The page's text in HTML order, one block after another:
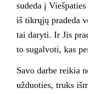
sudeda į
iš tikrųjų pradeda
tai daryti. Ir Jis
to sugalvoti, kas
Savo darbe reikia
užduoties, truks